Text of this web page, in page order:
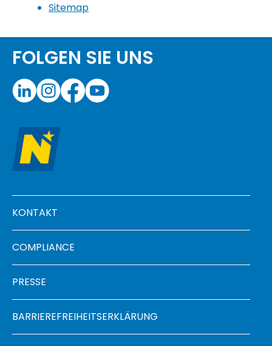
Sitemap
FOLGEN SIE UNS
KONTAKT
COMPLIANCE
PRESSE
BARRIEREFREIHEITSERKLÄRUNG